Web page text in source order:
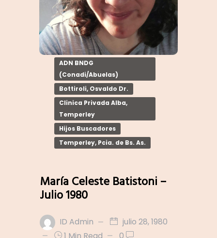
ADN BNDG
(Conadi/Abuelas)
Bottiroli, Osvaldo Dr.
Clinica Privada Alba,
Temperley
Hijos Buscadores
Temperley, Pcia. de Bs. As.
María Celeste Batistoni –
Julio 1980
ID Admin
julio 28, 1980
1 Min Read
0